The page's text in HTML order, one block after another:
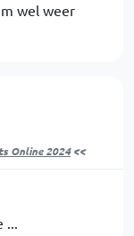
wel weer
Online 2024<<
...